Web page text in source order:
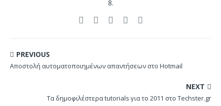
8.
PREVIOUS
Αποστολή αυτοματοποιημένων απαντήσεων στο Hotmail
NEXT
Τα δημοφιλέστερα tutorials για το 2011 στο Techster.gr